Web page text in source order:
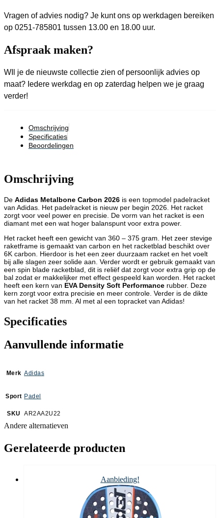
Vragen of advies nodig? Je kunt ons op werkdagen bereiken
op 0251-785801 tussen 13.00 en 18.00 uur.
Afspraak maken?
WIl je de nieuwste collectie zien of persoonlijk advies op
maat? Iedere werkdag en op zaterdag helpen we je graag
verder!
Omschrijving
Specificaties
Beoordelingen
Omschrijving
De Adidas Metalbone Carbon 2026 is een topmodel padelracket
van Adidas. Het padelracket is nieuw per begin 2026. Het racket
zorgt voor veel power en precisie. De vorm van het racket is een
diamant met een wat hoger balanspunt voor extra power.
Het racket heeft een gewicht van 360 – 375 gram. Het zeer stevige
raketframe is gemaakt van carbon en het racketblad beschikt over
6K carbon. Hierdoor is het een zeer duurzaam racket en het voelt
bij alle slagen zeer solide aan. Verder wordt er gebruik gemaakt van
een spin blade racketblad, dit is reliëf dat zorgt voor extra grip op de
bal zodat er makkelijker met effect gespeeld kan worden. Het racket
heeft een kern van EVA Density Soft Performance rubber. Deze
kern zorgt voor extra precisie en meer controle. Verder is de dikte
van het racket 38 mm. Al met al een topracket van Adidas!
Specificaties
Aanvullende informatie
Merk Adidas
Sport Padel
SKU AR2AA2U22
Andere alternatieven
Gerelateerde producten
Aanbieding!